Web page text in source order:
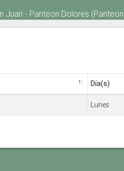
Juan - Panteon Dolores
Día(s)
Lunes